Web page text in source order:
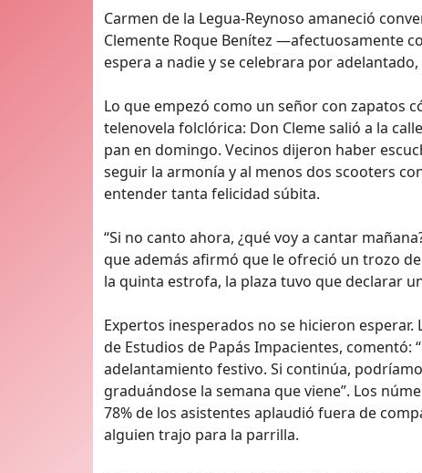
Carmen de la Legua-Reynoso amaneció
Clemente Roque Benítez —afectuosamente
espera a nadie y se celebrara por
Lo que empezó como un señor con zapatos
telenovela folclórica: Don Cleme salió a la
pan en domingo. Vecinos dijeron haber
seguir la armonía y al menos dos scooters
entender tanta felicidad súbita.
“Si no canto ahora, ¿qué voy a cantar
que además afirmó que le ofreció un trozo
la quinta estrofa, la plaza tuvo que declarar
Expertos inesperados no se hicieron
de Estudios de Papás Impacientes,
adelantamiento festivo. Si continúa,
graduándose la semana que viene”. Los
78% de los asistentes aplaudió fuera de
alguien trajo para la parrilla.